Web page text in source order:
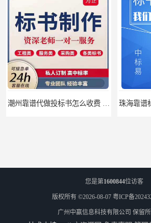
潮州靠谱代做投标书怎么收费 标书怎么做
您是第1600844位访客
版权所有 ©2026-08-07 粤ICP备
广州中赢信息科技有限公司 保留